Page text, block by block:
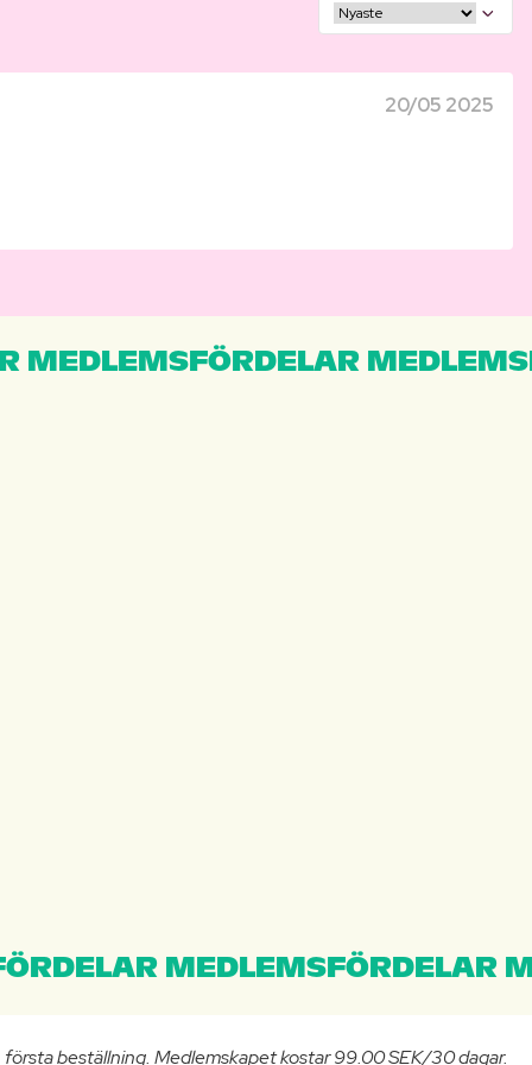
20/05 2025
beställning. Medlemskapet kostar 99.00 SEK/30 dagar.